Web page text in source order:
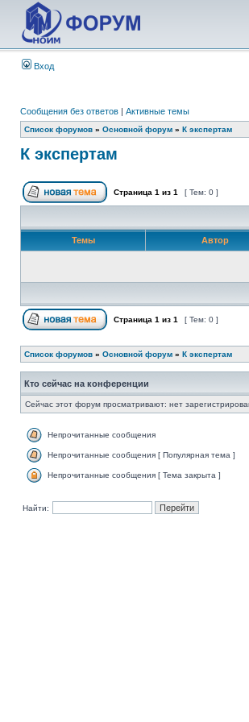
Вход
Сообщения без ответов | Активные темы
Список форумов » Основной форум » К экспертам
К экспертам
Страница 1 из 1 [ Тем: 0 ]
Темы Автор
Страница 1 из 1 [ Тем: 0 ]
Список форумов » Основной форум » К экспертам
Кто сейчас на конференции
Сейчас этот форум просматривают: нет
Непрочитанные сообщения
Непрочитанные сообщения [ Популярная тема ]
Непрочитанные сообщения [ Тема закрыта ]
Найти: